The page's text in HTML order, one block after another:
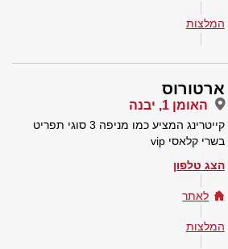
המלצות
ארטורוס
האומן 1, יבנה
קייטרינג המציע כמו מניפה 3 סוגי תפריט
בשרי קלאסי vip
הצג טלפון
לאתר
המלצות